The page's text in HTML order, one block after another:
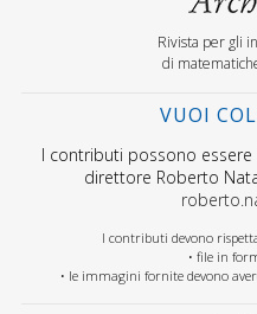
Rivista per gli
di
VUOI
I contributi possono
direttore Roberto
I contributi devono
• file in
• le immagini fornite devono